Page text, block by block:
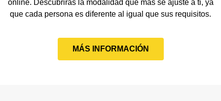
online. Descubrirás la modalidad que más se ajuste a ti, ya
que cada persona es diferente al igual que sus requisitos.
MÁS INFORMACIÓN